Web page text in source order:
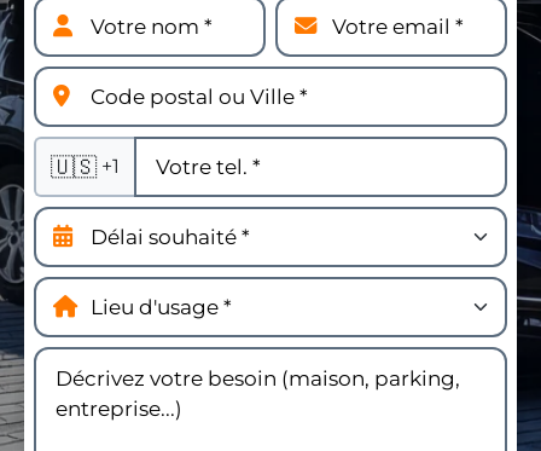
🇺🇸 +1